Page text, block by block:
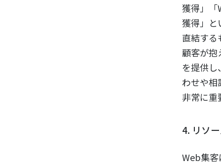
獲得」「
獲得」と
直結する
顧客が抱
を提供し
わせや相
非常に重
4. リソ
Web集